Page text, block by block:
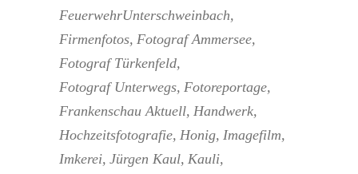
FeuerwehrUnterschweinbach
Firmenfotos Fotograf Ammersee
Fotograf Türkenfeld
Fotograf Unterwegs Fotoreportage
Frankenschau Aktuell Handwerk
Hochzeitsfotografie Honig Imagefilm
Imkerei Jürgen Kaul Kauli